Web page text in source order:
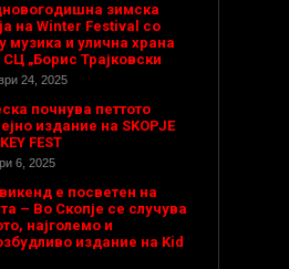
зимска
на Winter Festival со
музика и улична храна
„Борис Трајковски
24, 2025
почнува петтото
издание на SKOPJE
FEST
6, 2025
е посветен на
– Во Скопје се случува
најголемо и
издание на Kid